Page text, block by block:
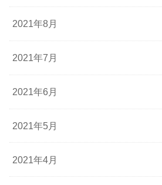
2021年8月
2021年7月
2021年6月
2021年5月
2021年4月